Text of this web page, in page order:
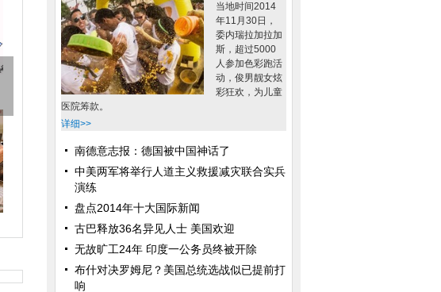
白宫年度照片：奥巴马打苍蝇 心有余悸
前路
当地时间2014
年11月30日，
委内瑞拉加拉加
斯，超过5000
人参加色彩跑活
动，俊男靓女炫
彩狂欢，为儿童
医院筹款。
详细>>
南德意志报：德国被中国神话了
中美两军将举行人道主义救援减灾联合实兵
演练
盘点2014年十大国际新闻
古巴释放36名异见人士 美国欢迎
无故旷工24年 印度一公务员终被开除
布什对决罗姆尼？美国总统选战似已提前打
响